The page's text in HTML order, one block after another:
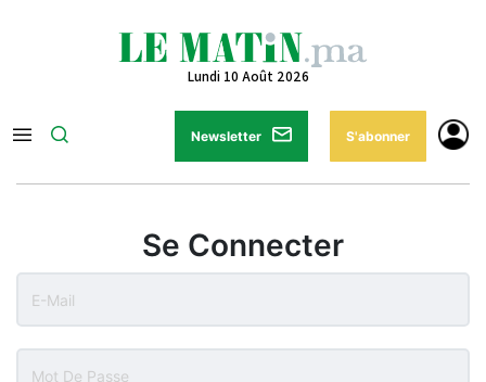
Lundi 10 Août 2026
Newsletter S'abonner
Se Connecter